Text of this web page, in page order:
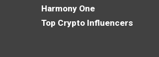
Harmony One
Top Crypto Influencers